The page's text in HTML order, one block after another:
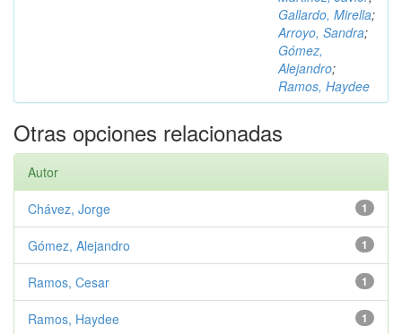
Gallardo, Mirella;
Arroyo, Sandra;
Gómez,
Alejandro;
Ramos, Haydee
Otras opciones relacionadas
Autor
1
Chávez, Jorge
1
Gómez, Alejandro
1
Ramos, Cesar
1
Ramos, Haydee